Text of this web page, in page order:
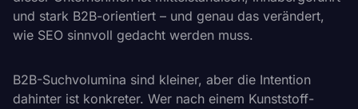
und stark B2B-orientiert – und genau das verändert,
wie SEO sinnvoll gedacht werden muss.
B2B-Suchvolumina sind kleiner, aber die Intention
dahinter ist konkreter. Wer nach einem Kunststoff-